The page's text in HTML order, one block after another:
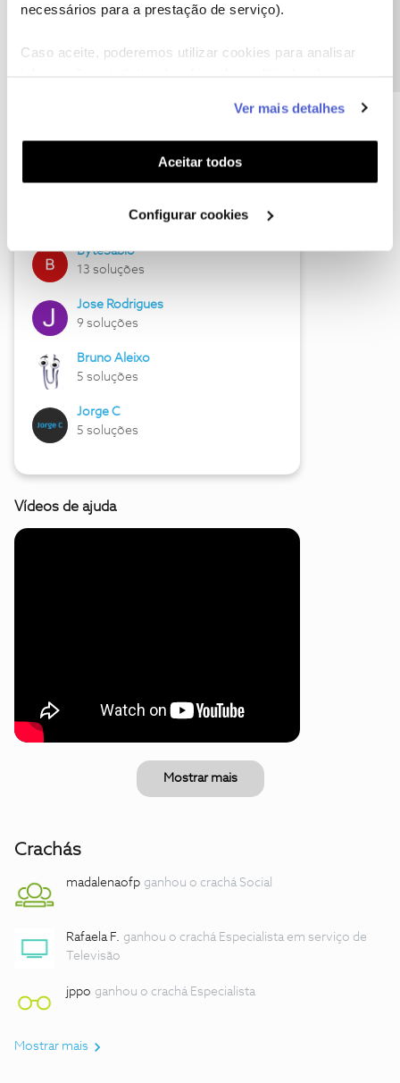
necessários para a prestação de serviço).
Caso aceite, poderemos utilizar cookies para analisar
funcionalidades (cookies de personalização e
funcionalidade) e adaptar anúncios aos seus interesses
(cookies de publicidade personalizada). Pode gerir a
utilização dos cookies clicando em "Configurar
Ver mais detalhes
Aceitar todos
Configurar cookies
Hall of Fame de julho
17 soluções
ByteSábio
13 soluções
Jose Rodrigues
9 soluções
Bruno Aleixo
5 soluções
Jorge C
5 soluções
Vídeos de ajuda
Mostrar mais
Crachás
madalenaofp ganhou o crachá Social
Rafaela F. ganhou o crachá Especialista em serviço de
Televisão
jppo ganhou o crachá Especialista
Mostrar mais